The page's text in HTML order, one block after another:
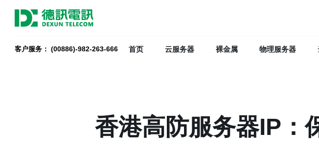
客户服务： (00886)-982-263-666 首页 云服务器 裸金属 物理服务器
香港高防服务器IP：